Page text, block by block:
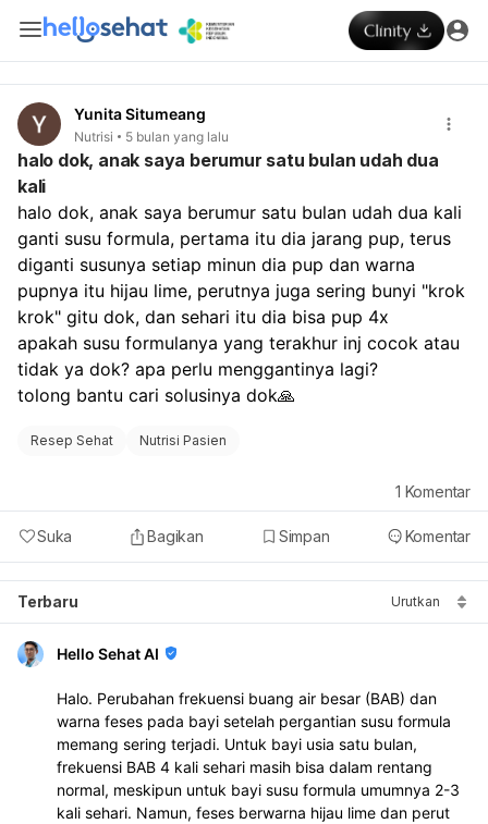
Yunita Situmeang
Nutrisi 5 bulan yang lalu
halo dok, anak saya berumur satu bulan udah dua
kali
halo dok, anak saya berumur satu bulan udah dua kali
ganti susu formula, pertama itu dia jarang pup, terus
diganti susunya setiap minun dia pup dan warna
pupnya itu hijau lime, perutnya juga sering bunyi "krok
krok" gitu dok, dan sehari itu dia bisa pup 4x
apakah susu formulanya yang terakhur inj cocok atau
tidak ya dok? apa perlu menggantinya lagi?
tolong bantu cari solusinya dok🙏
Resep Sehat Nutrisi Pasien
Suka Bagikan Simpan Komentar
1 Komentar
Terbaru Urutkan
Hello Sehat AI
Halo. Perubahan frekuensi buang air besar (BAB) dan
warna feses pada bayi setelah pergantian susu formula
memang sering terjadi. Untuk bayi usia satu bulan,
frekuensi BAB 4 kali sehari masih bisa dalam rentang
normal, meskipun untuk bayi susu formula umumnya 2-3
kali sehari. Namun, feses berwarna hijau lime dan perut